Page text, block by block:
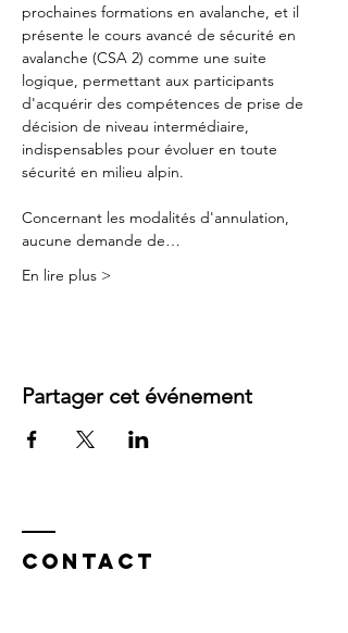
prochaines formations en avalanche, et il
présente le cours avancé de sécurité en
avalanche (CSA 2) comme une suite
logique, permettant aux participants
d'acquérir des compétences de prise de
décision de niveau intermédiaire,
indispensables pour évoluer en toute
sécurité en milieu alpin.
Concernant les modalités d'annulation,
aucune demande de…
En lire plus >
Partager cet événement
Contact